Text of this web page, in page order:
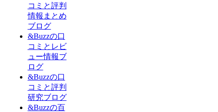
コミと評判
情報まとめ
ブログ
&Buzzの口
コミとレビ
ュー情報ブ
ログ
&Buzzの口
コミと評判
研究ブログ
&Buzzの百